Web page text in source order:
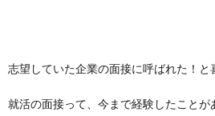
志望していた企業の面接に呼ばれた！と
就活の面接って、今まで経験したことが